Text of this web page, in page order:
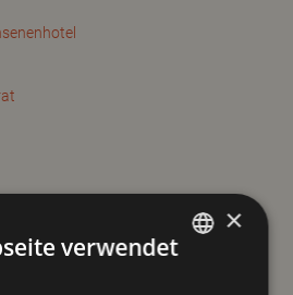
×
verwendet